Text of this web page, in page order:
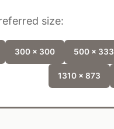
size:
300 x 300 500 x 333
1310 x 873